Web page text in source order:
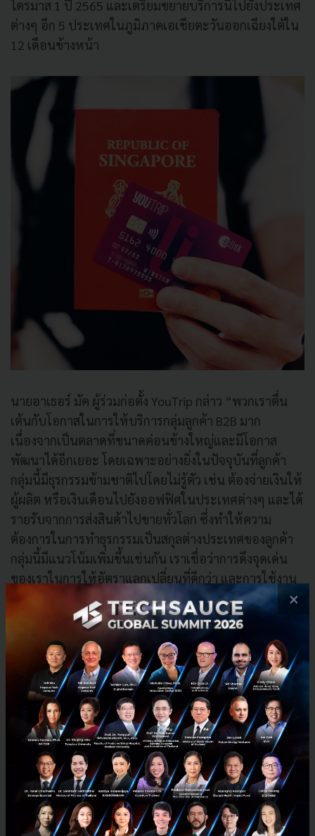
ไตรมาส 1 ปี 2565 และเตรียมขยายบริการนี้ไปยังประเทศ
ต่างๆ อีก 5 ประเทศในภูมิภาคเอเชียตะวันออกเฉียงใต้ใน
12 เดือนข้างหน้า
นายอาเธอร์ มัค ผู้ร่วมก่อตั้ง YouTrip กล่าว “พวกเราตื่น
เต้นกับโอกาสในการให้บริการกลุ่มลูกค้า B2B มาก
เนื่องจากเป็นตลาดที่ขนาดค่อนข้างใหญ่และมีโอกาส
พัฒนาได้อีกเยอะ โดยเฉพาะอย่างยิ่งในปัจจุบันที่ลูกค้า
กลุ่มนี้มีธุรกรรมข้ามชาติไปโดยไม่รู้ตัว เช่น ต้องจ่ายเงินให้
ผู้ผลิต หรือเงินเดือนไปยังออฟฟิศในประเทศต่างๆ และได้
รายรับจากการส่งสินค้าไปขายทั่วโลก ซึ่งทำให้ความ
ต้องการในการทำธุรกรรมเป็นสกุลต่างประเทศของลูกค้า
กลุ่มนี้มีแนวโน้มเพิ่มขึ้นเช่นกัน เราเชื่อว่าการดึงจุดเด่น
ของเราในการให้อัตราแลกเปลี่ยนที่ดีกว่า และการใช้งาน
ที่ง่าย คล่องตัวสูง มาเป็นส่วนผสมสำคัญในการให้
บริการ YouBiz จะสามารถช่วยกลุ่มลูกค้า B2B ประหยัดทั้ง
เงินและเวลา เพื่อนำไปขยายธุรกิจแทน”
ตอบโจทย์ด้วยเรทที่ดีกว่า ตัวช่วยเซฟเงินเมื่อซื้อของจากต่าง
ประเทศ
ด้วยเรทที่ดีกว่าและการใช้งานที่แสนง่าย YouTrip จึงเป็น
ตัวเลือกหลักในการใช้จ่ายออนไลน์เป็นสกุลเงินต่าง
ประเทศสำหรับผู้ใช้บริการในไทย โดยในวันเทศกาล
11.11 ที่ผ่านมามียอดใช้จ่ายด้วย YouTrip บน Taobao
(แพลตฟอร์มอีคอมเมิร์ซของ Alibaba) เติบโตเพิ่มขึ้น 5
×